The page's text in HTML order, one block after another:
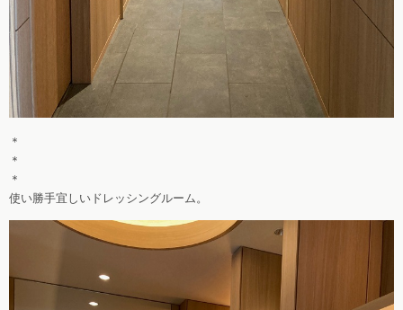
＊
＊
＊
使い勝手宜しいドレッシングルーム。